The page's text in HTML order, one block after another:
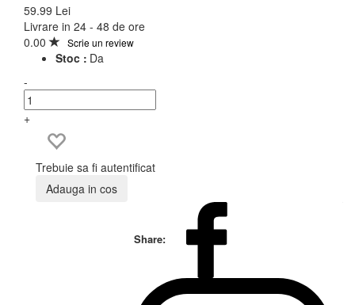
59.99 Lei
Livrare in 24 - 48 de ore
0.00
Scrie un review
Stoc : Da
-
+
Trebuie sa fi autentificat
Adauga in cos
Share: